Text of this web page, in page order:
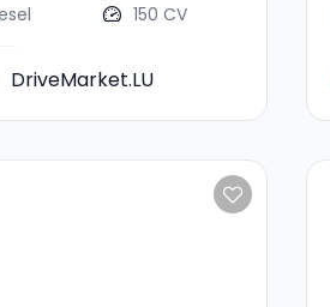
150 CV
DriveMarket.LU